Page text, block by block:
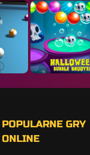
POPULARNE GRY
ONLINE